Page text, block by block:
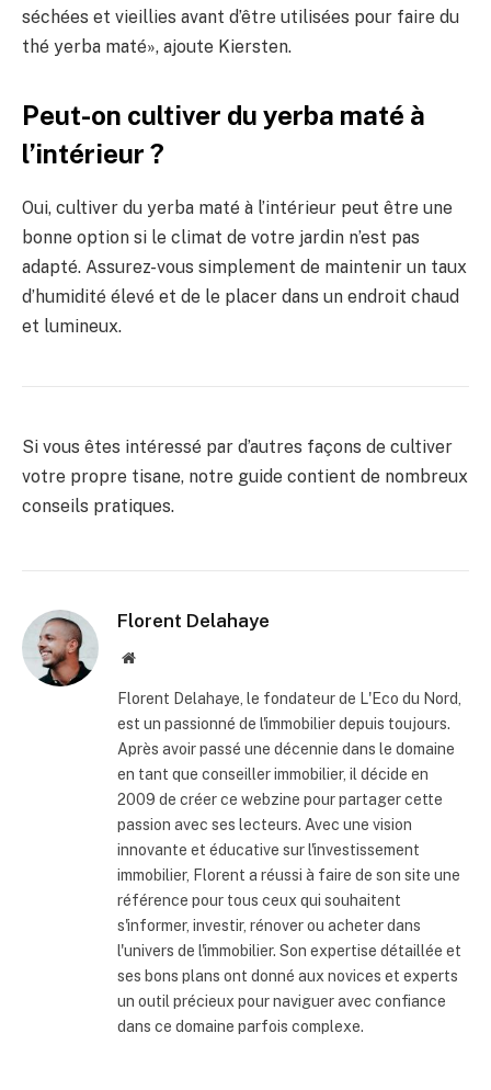
séchées et vieillies avant d’être utilisées pour faire du
thé yerba maté», ajoute Kiersten.
Peut-on cultiver du yerba maté à
l’intérieur ?
Oui, cultiver du yerba maté à l’intérieur peut être une
bonne option si le climat de votre jardin n’est pas
adapté. Assurez-vous simplement de maintenir un taux
d’humidité élevé et de le placer dans un endroit chaud
et lumineux.
Si vous êtes intéressé par d’autres façons de cultiver
votre propre tisane, notre guide contient de nombreux
conseils pratiques.
Florent Delahaye
Site
Florent Delahaye, le fondateur de L'Eco du Nord,
est un passionné de l'immobilier depuis toujours.
Après avoir passé une décennie dans le domaine
en tant que conseiller immobilier, il décide en
2009 de créer ce webzine pour partager cette
passion avec ses lecteurs. Avec une vision
innovante et éducative sur l'investissement
immobilier, Florent a réussi à faire de son site une
référence pour tous ceux qui souhaitent
s'informer, investir, rénover ou acheter dans
l'univers de l'immobilier. Son expertise détaillée et
ses bons plans ont donné aux novices et experts
un outil précieux pour naviguer avec confiance
dans ce domaine parfois complexe.